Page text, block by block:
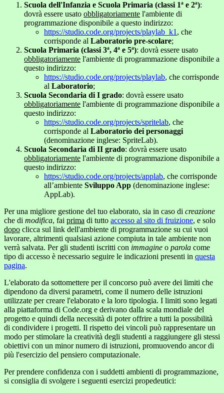
Scuola dell'Infanzia e Scuola Primaria (classi 1ª e 2ª):
dovrà essere usato obbligatoriamente l'ambiente di
programmazione disponibile a questo indirizzo:
https://studio.code.org/projects/playlab_k1 , che
corrisponde al Laboratorio pre-scolare;
Scuola Primaria (classi 3ª, 4ª e 5ª): dovrà essere usato
obbligatoriamente l'ambiente di programmazione disponibile a
questo indirizzo:
https://studio.code.org/projects/playlab, che corrisponde
al Laboratorio;
Scuola Secondaria di I grado: dovrà essere usato
obbligatoriamente l'ambiente di programmazione disponibile a
questo indirizzo:
https://studio.code.org/projects/spritelab, che
corrisponde al Laboratorio dei personaggi
(denominazione inglese: SpriteLab).
Scuola Secondaria di II grado: dovrà essere usato
obbligatoriamente l'ambiente di programmazione disponibile a
questo indirizzo:
https://studio.code.org/projects/applab, che corrisponde
all’ambiente Sviluppo App (denominazione inglese:
AppLab).
Per una migliore gestione del tuo elaborato, sia in caso di creazione
che di modifica, fai prima di tutto accesso al sito di fruizione, e solo
dopo clicca sul link dell'ambiente di programmazione su cui vuoi
lavorare, altrimenti qualsiasi azione compiuta in tale ambiente non
verrà salvata. Per gli studenti iscritti con immagine o parola come
tipo di accesso è necessario seguire le indicazioni presenti in questa
pagina.
L'elaborato da sottomettere per il concorso può avere dei limiti che
dipendono da diversi parametri, come il numero delle istruzioni
utilizzate per creare l'elaborato e la loro tipologia. I limiti sono legati
alla piattaforma di Code.org e derivano dalla scala mondiale del
progetto e quindi della necessità di poter offrire a tutti la possibilità
di condividere i progetti. Il rispetto dei vincoli può rappresentare un
modo per stimolare la creatività degli studenti a raggiungere gli stessi
obiettivi con un minor numero di istruzioni, promuovendo ancor di
più l'esercizio del pensiero computazionale.
Per prendere confidenza con i suddetti ambienti di programmazione,
si consiglia di svolgere i seguenti esercizi propedeutici: